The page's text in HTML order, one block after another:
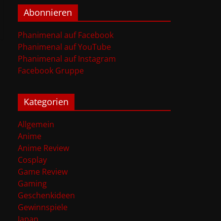
Abonnieren
Phanimenal auf Facebook
Phanimenal auf YouTube
Phanimenal auf Instagram
Facebook Gruppe
Kategorien
Allgemein
Anime
Anime Review
Cosplay
Game Review
Gaming
Geschenkideen
Gewinnspiele